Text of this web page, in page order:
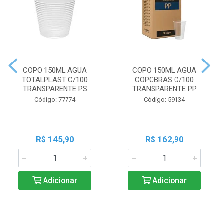
COPO 150ML AGUA
TOTALPLAST C/100
TRANSPARENTE PS
Código: 77774
R$ 145,90
Adicionar
COPO 150ML AGUA
COPOBRAS C/100
TRANSPARENTE PP
Código: 59134
R$ 162,90
Adicionar